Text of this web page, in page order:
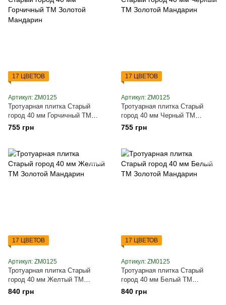
17 ЦВЕТОВ
Артикул: ZM0125
Тротуарная плитка Старый
город 40 мм Горчичный ТМ
Золотой Мандарин
755 грн
17 ЦВЕТОВ
Артикул: ZM0125
Тротуарная плитка Старый
город 40 мм Черный ТМ
Золотой Мандарин
755 грн
17 ЦВЕТОВ
Артикул: ZM0125
Тротуарная плитка Старый
город 40 мм Желтый ТМ
Золотой Мандарин
840 грн
17 ЦВЕТОВ
Артикул: ZM0125
Тротуарная плитка Старый
город 40 мм Белый ТМ
Золотой Мандарин
840 грн